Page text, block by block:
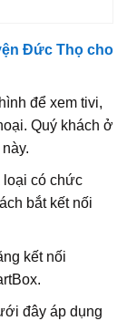
Đức Thọ cho
để xem tivi,
Quý khách ở
loại có chức
bắt kết nối
kết nối
đây áp dụng